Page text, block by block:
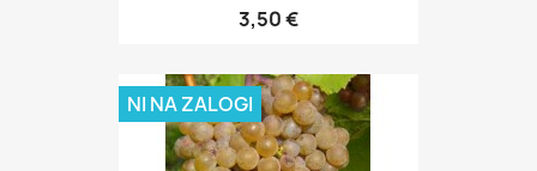
3,50 €
NI NA ZALOGI